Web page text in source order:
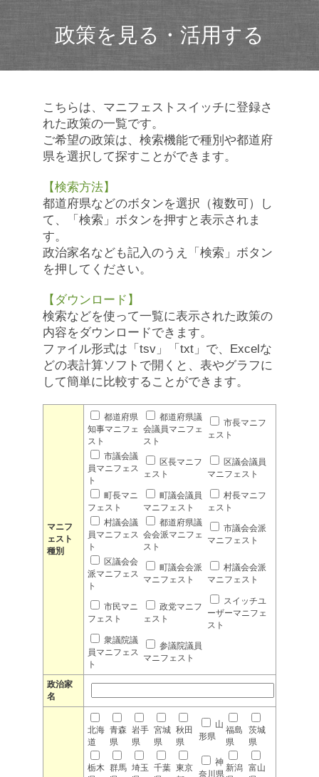
政策を見る・活用する
こちらは、マニフェストスイッチに登録さ
れた政策の一覧です。
ご希望の政策は、検索機能で種別や都道府
県を選択して探すことができます。
【検索方法】
都道府県などのボタンを選択（複数可）し
て、「検索」ボタンを押すと表示されま
す。
政治家名なども記入のうえ「検索」ボタン
を押してください。
【ダウンロード】
検索などを使って一覧に表示された政策の
内容をダウンロードできます。
ファイル形式は「tsv」「txt」で、Excelな
どの表計算ソフトで開くと、表やグラフに
して簡単に比較することができます。
マニフ
ェスト
種別
都道府県
知事マニフェ
スト
都道府県議
会議員マニフェ
スト
市長マニフ
ェスト
市議会議
員マニフェス
ト
区長マニフ
ェスト
区議会議員
マニフェスト
町長マニ
フェスト
町議会議員
マニフェスト
村長マニフ
ェスト
村議会議
員マニフェス
ト
都道府県議
会会派マニフェ
スト
市議会会派
マニフェスト
区議会会
派マニフェス
ト
町議会会派
マニフェスト
村議会会派
マニフェスト
市民マニ
フェスト
政党マニフ
ェスト
スイッチユ
ーザーマニフェ
スト
衆議院議
員マニフェス
ト
参議院議員
マニフェスト
政治家
名
北海
道
青森
県
岩手
県
宮城
県
秋田
県
山
形県
福島
県
茨城
県
栃木 群馬 埼玉 千葉 東京
神
奈川県
新潟 富山